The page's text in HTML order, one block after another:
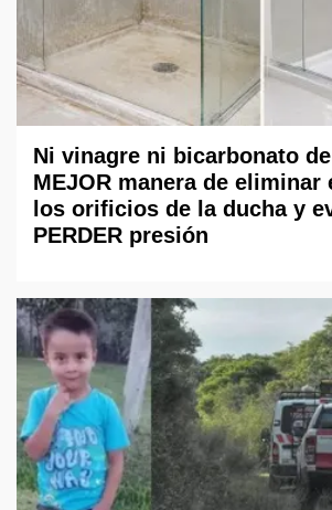
Ni vinagre ni bicarbonato
MEJOR manera de eliminar
los orificios de la ducha y
PERDER presión